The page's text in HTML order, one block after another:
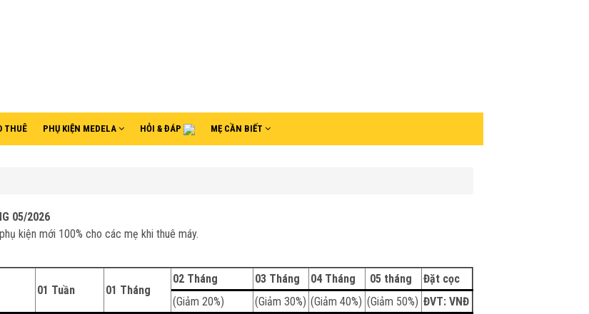
THUÊ PHỤ KIỆN MEDELA HỎI & ĐÁP MẸ CẦN BIẾT
05/2026
kiện mới 100% cho các mẹ khi thuê máy.
01 Tuần 01 Tháng
02 Tháng 03 Tháng 04 Tháng 05 tháng
Đặt cọc
(Giảm 20%)
(Giảm 30%) (Giảm 40%) (Giảm 50%) ĐVT: VNĐ